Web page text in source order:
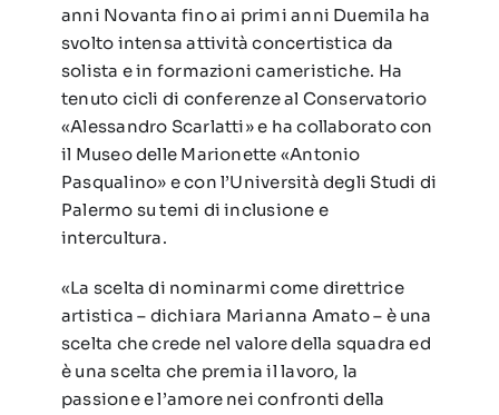
anni Novanta fino ai primi anni Duemila ha
svolto intensa attività concertistica da
solista e in formazioni cameristiche. Ha
tenuto cicli di conferenze al Conservatorio
«Alessandro Scarlatti» e ha collaborato con
il Museo delle Marionette «Antonio
Pasqualino» e con l’Università degli Studi di
Palermo su temi di inclusione e
intercultura.
«La scelta di nominarmi come direttrice
artistica – dichiara Marianna Amato – è una
scelta che crede nel valore della squadra ed
è una scelta che premia il lavoro, la
passione e l’amore nei confronti della